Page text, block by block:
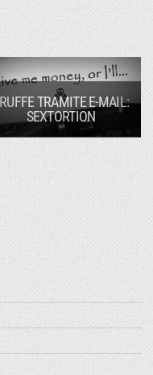
TRAMITE E-MAIL:
SEXTORTION